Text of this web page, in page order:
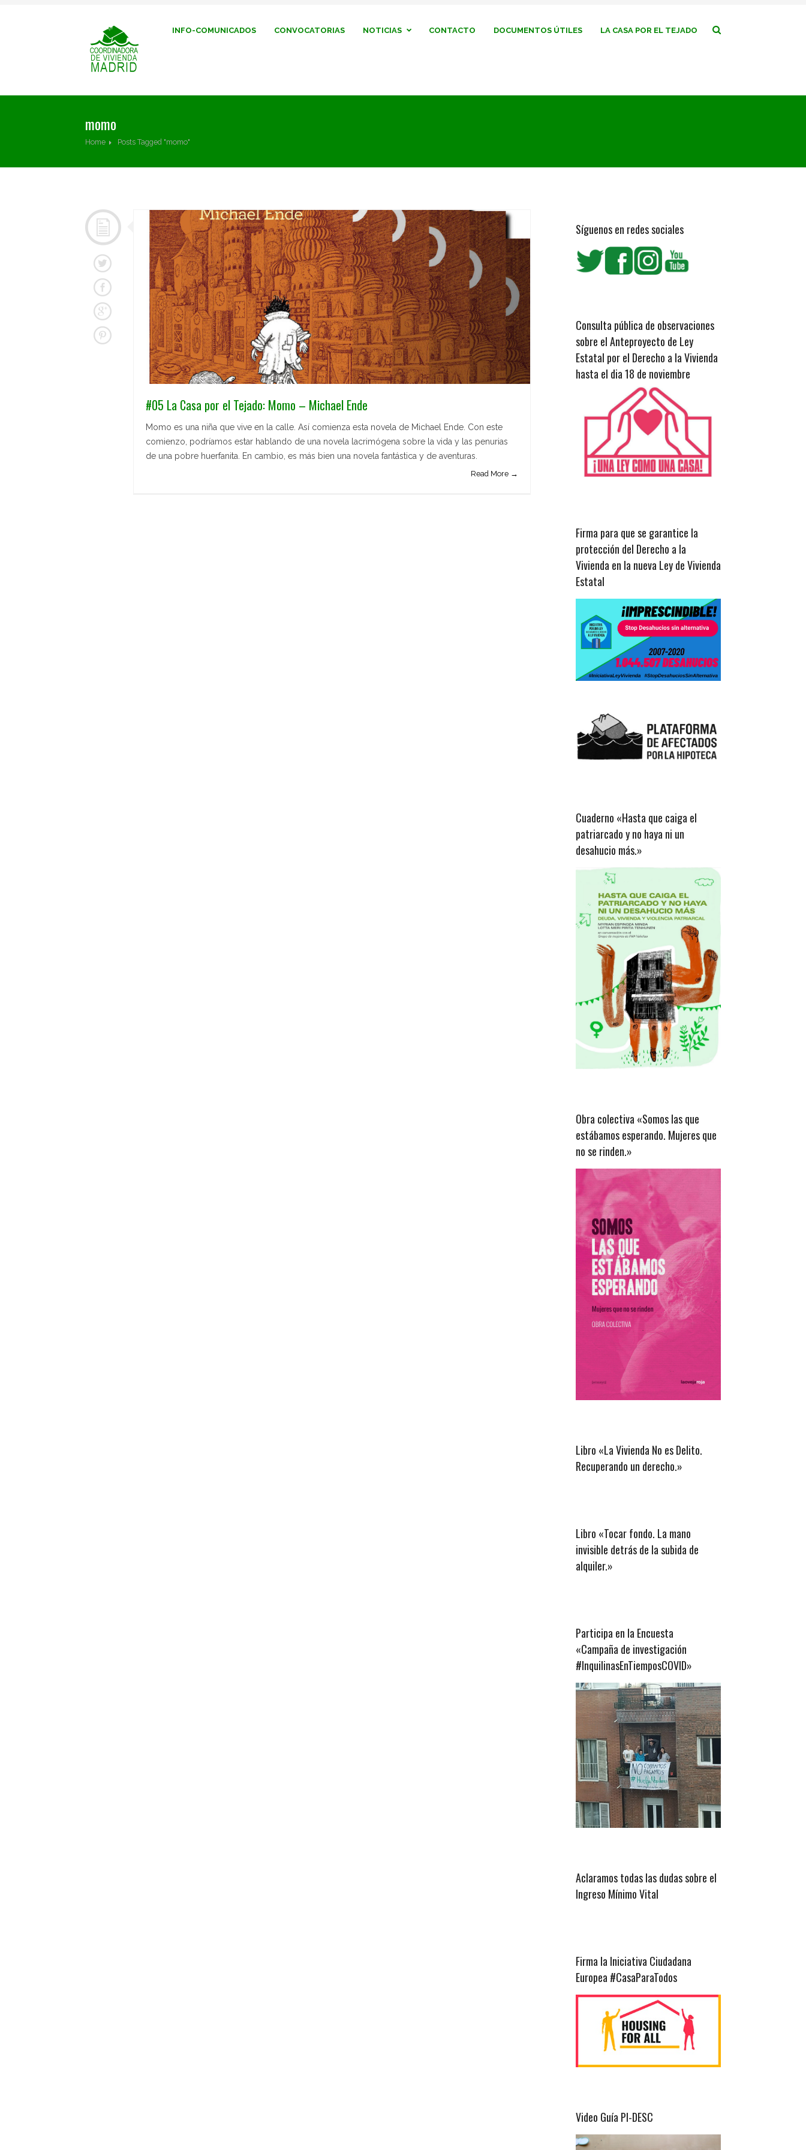
INFO-COMUNICADOS CONVOCATORIAS NOTICIAS CONTACTO DOCUMENTOS ÚTILES LA CASA POR EL TEJADO
momo
Home Posts Tagged "momo"
#05 La Casa por el Tejado: Momo – Michael Ende
Momo es una niña que vive en la calle. Así comienza esta novela de Michael Ende. Con este
comienzo, podríamos estar hablando de una novela lacrimógena sobre la vida y las penurias
de una pobre huerfanita. En cambio, es más bien una novela fantástica y de aventuras.
Read More →
Síguenos en redes sociales
Consulta pública de observaciones
sobre el Anteproyecto de Ley
Estatal por el Derecho a la Vivienda
hasta el dia 18 de noviembre
Firma para que se garantice la
protección del Derecho a la
Vivienda en la nueva Ley de Vivienda
Estatal
Cuaderno «Hasta que caiga el
patriarcado y no haya ni un
desahucio más.»
Obra colectiva «Somos las que
estábamos esperando. Mujeres que
no se rinden.»
Libro «La Vivienda No es Delito.
Recuperando un derecho.»
Libro «Tocar fondo. La mano
invisible detrás de la subida de
alquiler.»
Participa en la Encuesta
«Campaña de investigación
#InquilinasEnTiemposCOVID»
Aclaramos todas las dudas sobre el
Ingreso Mínimo Vital
Firma la Iniciativa Ciudadana
Europea #CasaParaTodos
Video Guía PI-DESC